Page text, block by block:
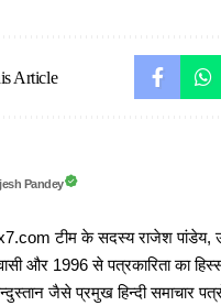
Article
Pandey
टीम के सदस्य राजेश पांडेय,
और 1996 से पत्रकारिता का
जैसे प्रमुख हिन्दी समाचार पत्रों